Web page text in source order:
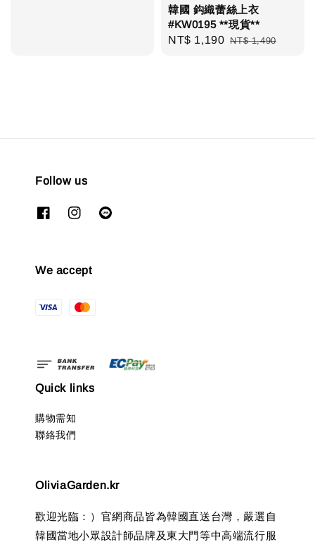
韓國 鈎織蕾絲上衣
#KW0195 **現貨**
Sale
NT$ 1,190 Regular
NT$ 1,490
Follow us
We accept
Quick links
購物需知
聯絡我們
OliviaGarden.kr
歡迎光臨：）官網商品皆為韓國直送台灣，嚴選自
韓國當地小眾設計師品牌及東大門等中高端流行服